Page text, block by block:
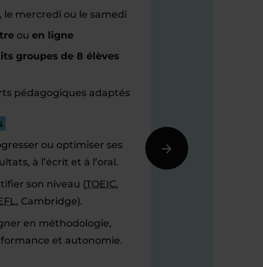
le mercredi ou le samedi
ouen ligne
groupes de 8 élèves
pédagogiques adaptés
ou optimiser ses
à l’écrit et à l’oral.
son niveau (TOEIC,
, Cambridge).
en méthodologie,
et autonomie.